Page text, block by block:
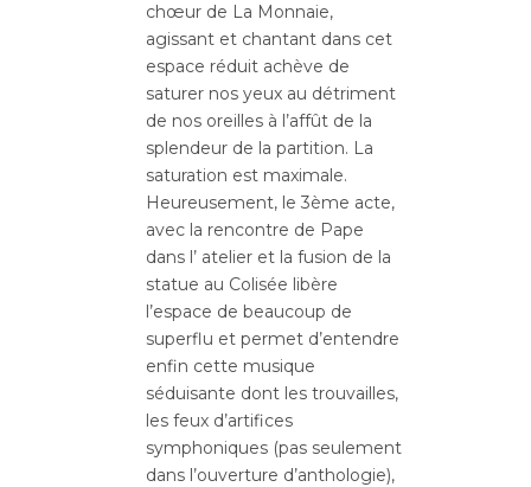
chœur de La Monnaie,
agissant et chantant dans cet
espace réduit achève de
saturer nos yeux au détriment
de nos oreilles à l’affût de la
splendeur de la partition. La
saturation est maximale.
Heureusement, le 3ème acte,
avec la rencontre de Pape
dans l’ atelier et la fusion de la
statue au Colisée libère
l’espace de beaucoup de
superflu et permet d’entendre
enfin cette musique
séduisante dont les trouvailles,
les feux d’artifices
symphoniques (pas seulement
dans l’ouverture d’anthologie),